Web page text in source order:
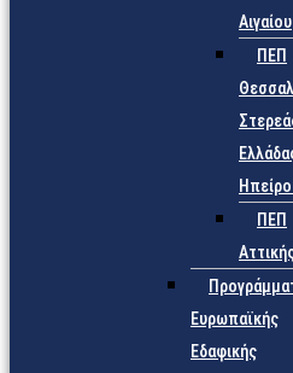
Αιγαίου
ΠΕΠ
ΠΕΠ
Ευρωπαϊκής
Εδαφικής